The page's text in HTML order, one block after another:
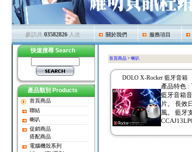
參訪共 03582826人次 關於我們 服務項目
快速搜尋 Search
產品類別 Products
首頁商品
聯結
喇叭
促銷商品
搭配商品
電腦機殼系列
首頁商品 > 喇叭
DOLO X-Rocker 藍牙音箱
產品特色 :
藍牙音箱
片。 長效
風。 藍牙